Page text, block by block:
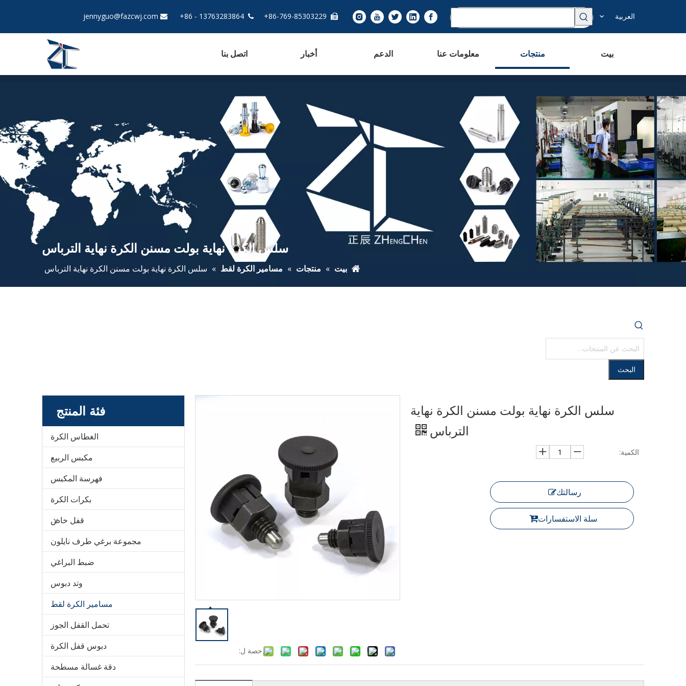



jennyguo@fazcwj.com العربية
بيت منتجات معلومات عنا الدعم أخبار اتصل بنا
سلس الكرة نهاية بولت مسنن الكرة نهاية الترباس
بيت » منتجات » مسامير الكرة لقط » سلس الكرة نهاية بولت مسنن الكرة نهاية الترباس
البحث
فئة المنتج
الغطاس الكرة
مكبس الربيع
فهرسة المكبس
بكرات الكرة
قفل خاص
مجموعة برغي طرف نايلون
ضبط البراغي
وتد دبوس
مسامير الكرة لقط
تحمل القفل الجوز
دبوس قفل الكرة
دقة غسالة مسطحة
حصة ل:
سلس الكرة نهاية بولت مسنن الكرة نهاية
الترباس
الكمية:
رسالتك
سلة الاستفسارات